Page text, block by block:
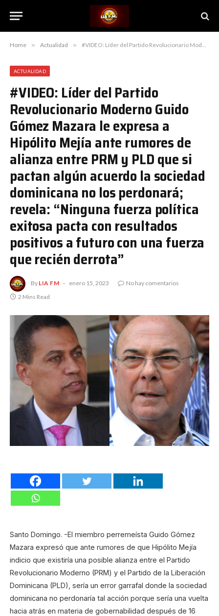
Home » Actualidad » #VIDEO: Líder del Partido Revolucionario Moderno Guido Gómez Mazara le expresa a Hipólito Mejía ante rumores de alianza entre PRM y PLD que si pactan algún acuerdo la sociedad dominicana no los perdonará; revela: “Ninguna fuerza política exitosa pacta con resultados positivos a futuro con una fuerza que recién derrota”
ACTUALIDAD
#VIDEO: Líder del Partido
Revolucionario Moderno Guido
Gómez Mazara le expresa a
Hipólito Mejía ante rumores de
alianza entre PRM y PLD que si
pactan algún acuerdo la sociedad
dominicana no los perdonará;
revela: “Ninguna fuerza política
exitosa pacta con resultados
positivos a futuro con una fuerza
que recién derrota”
By LIA FM enero 15, 2023
No hay comentarios
2 Mins Read
Santo Domingo. -El miembro perremeísta Guido Gómez
Mazara expresó que ante rumores de que Hipólito Mejía
indicio que existiría una posible alianza entre el Partido
Revolucionario Moderno (PRM) y el Partido de la Liberación
Dominicana (PLD), sería un error garrafal donde la sociedad
dominicana no perdonaría tal acción porque sería una vuelta
hacia atrás en materia de gobernabilidad después de 16